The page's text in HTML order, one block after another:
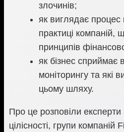
злочинів;
як виглядає процес
практиці компаній,
принципів
як бізнес сприймає
моніторингу та які
цьому шляху.
Про це розповіли
цілісності, групи компаній